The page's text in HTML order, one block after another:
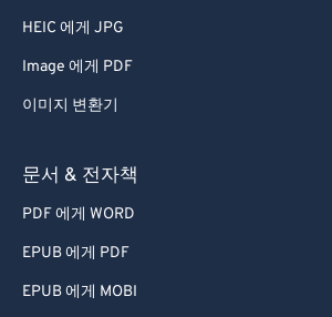
HEIC 에게 JPG
Image 에게 PDF
이미지 변환기
문서 & 전자책
PDF 에게 WORD
EPUB 에게 PDF
EPUB 에게 MOBI